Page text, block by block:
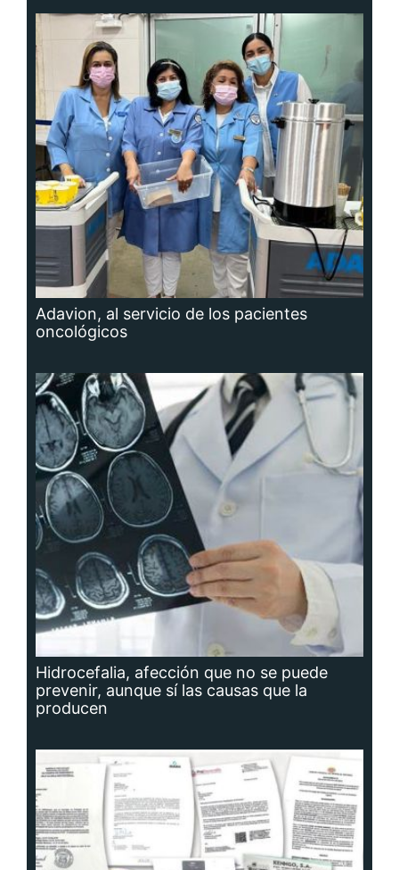
Adavion, al servicio de los pacientes
oncológicos
Hidrocefalia, afección que no se puede
prevenir, aunque sí las causas que la
producen